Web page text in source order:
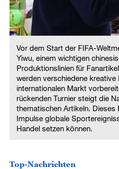
Vor dem Start der FIFA-
Yiwu, einem wichtigen
Produktionslinien für
werden verschiedene kreative
internationalen Markt
rückenden Turnier steigt die
thematischen Artikeln. Dieses
Impulse globale
Handel setzen können.
Top-Nachrichten